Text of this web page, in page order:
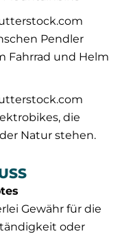
Pendler
Fahrrad und Helm
die
Natur stehen.
Gewähr für die
oder